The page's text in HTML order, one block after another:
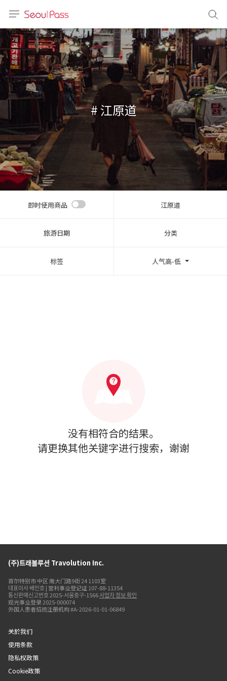
体)
文 (台灣)
# 江原道
即时使用商品 江原道
旅游日期 分类
标签 人气高-低
没有相符合的结果。
请更换其他关键字进行搜索，谢谢
(주)트래볼루션 Travolution Inc.
首尔特别市 中区 南大门路9街 24 1103室
대표이사 배인호 | 营利事业登记证 107-88-11354
통신판매신고번호 2025-서울중구-1566사업자 정보 확인
观光事业登录 2025-000074
外国人患者招揽注册机构 #A-2026-01-01-06849
关於我们
使用条款
隐私权政策
Cookie政策